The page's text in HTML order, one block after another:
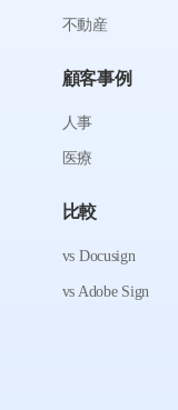
不動産
顧客事例
人事
医療
比較
vs Docusign
vs Adobe Sign